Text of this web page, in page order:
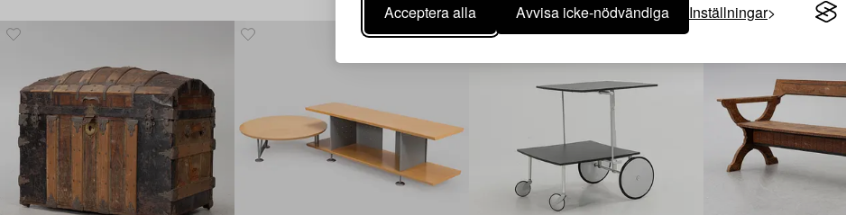
Acceptera alla Avvisa icke-nödvändiga Inställningar